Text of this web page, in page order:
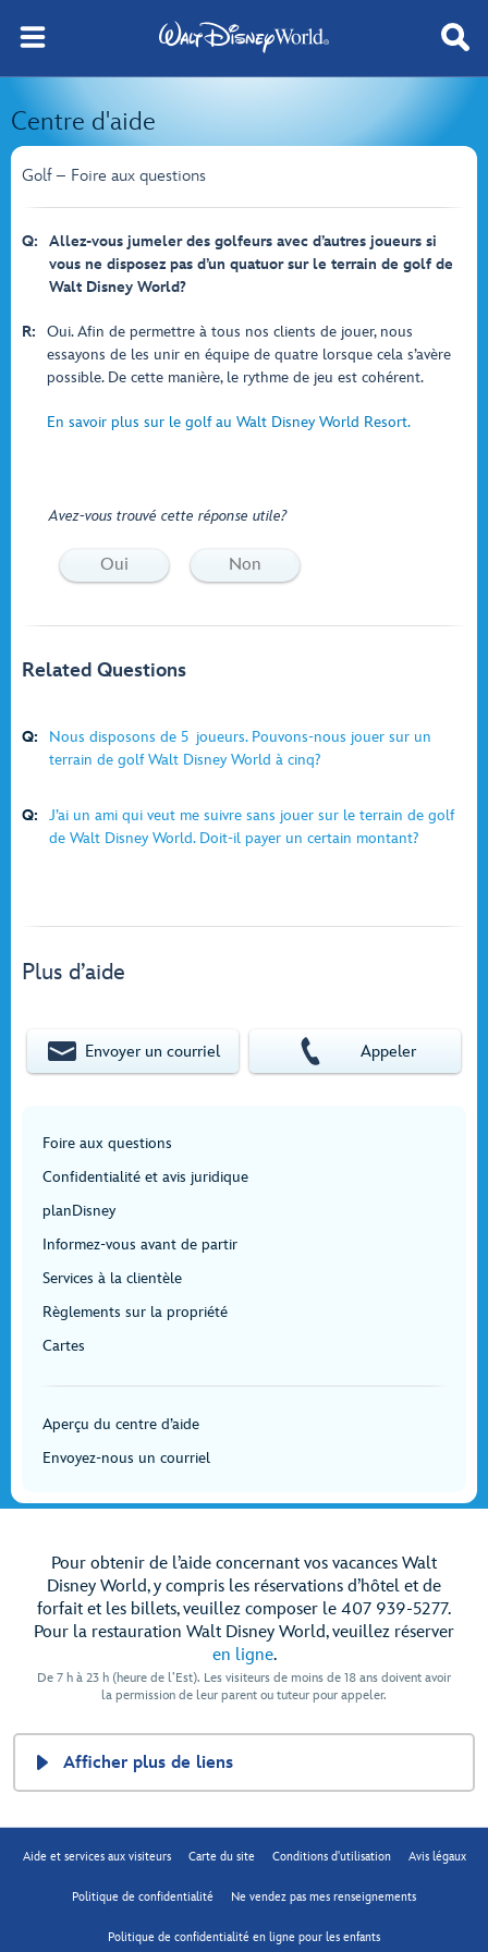
Centre d'aide
Golf – Foire aux questions
Q:
Allez-vous jumeler des golfeurs avec d’autres joueurs si
vous ne disposez pas d’un quatuor sur le terrain de golf de
Walt Disney World?
R:
Oui. Afin de permettre à tous nos clients de jouer, nous
essayons de les unir en équipe de quatre lorsque cela s’avère
possible. De cette manière, le rythme de jeu est cohérent.
En savoir plus sur le golf au Walt Disney World Resort.
Avez-vous trouvé cette réponse utile?
Oui Non
Related Questions
Q:
Nous disposons de 5 joueurs. Pouvons-nous jouer sur un
terrain de golf Walt Disney World à cinq?
Q:
J’ai un ami qui veut me suivre sans jouer sur le terrain de golf
de Walt Disney World. Doit-il payer un certain montant?
Plus d’aide
Envoyer un courriel Appeler
Foire aux questions
Confidentialité et avis juridique
planDisney
Informez-vous avant de partir
Services à la clientèle
Règlements sur la propriété
Cartes
Aperçu du centre d’aide
Envoyez-nous un courriel
Pour obtenir de l’aide concernant vos vacances Walt
Disney World, y compris les réservations d’hôtel et de
forfait et les billets, veuillez composer le 407 939-5277.
Pour la restauration Walt Disney World, veuillez réserver
en ligne.
De 7 h à 23 h (heure de l’Est). Les visiteurs de moins de 18 ans doivent avoir
la permission de leur parent ou tuteur pour appeler.
Afficher plus de liens
Aide et services aux visiteurs Carte du site Conditions d'utilisation Avis légaux
Politique de confidentialité Ne vendez pas mes renseignements
Politique de confidentialité en ligne pour les enfants